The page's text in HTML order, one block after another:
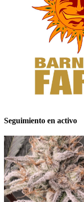
Seguimiento en activo